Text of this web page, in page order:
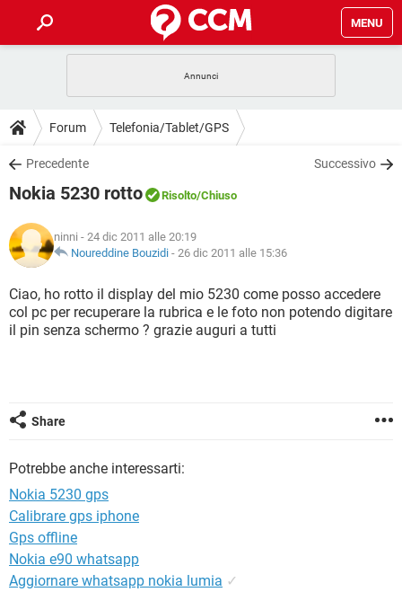
MENU
INTRATTENIMENTO ANDROID
iOS
INSTAGRAM WHATSAPP
TIKTOK
HARDWARE
GUIDE
COVID-19 GAMING
INSTAGRAM
TIKTOK
HARDWARE
DOWNLOAD
COVID-19 GAMING
INTRATTENIMENTO
iOS WINDOWS 10
INSTAGRAM WHATSAPP
TIKTOK FACEBOOK
COVID-19
INTRATTENIMENTO
iOS WINDOWS 10
INSTAGRAM WHATSAPP
GLOSSARIO
COVID-19 GAMING
INTRATTENIMENTO ANDROID
TIKTOK
Forum Telefonia/Tablet/GPS
Precedente Successivo
Nokia 5230 rotto Risolto/Chiuso
ninni - 24 dic 2011 alle 20:19
Noureddine Bouzidi - 26 dic 2011 alle 15:36
Ciao, ho rotto il display del mio 5230 come posso accedere
col pc per recuperare la rubrica e le foto non potendo digitare
il pin senza schermo ? grazie auguri a tutti
Share
Potrebbe anche interessarti:
Nokia 5230 gps
Calibrare gps iphone
Gps offline
Nokia e90 whatsapp
Aggiornare whatsapp nokia lumia ✓